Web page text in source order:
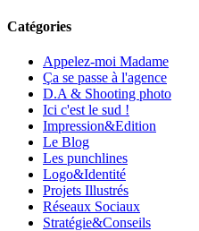
Catégories
Appelez-moi Madame
Ça se passe à l'agence
D.A & Shooting photo
Ici c'est le sud !
Impression&Edition
Le Blog
Les punchlines
Logo&Identité
Projets Illustrés
Réseaux Sociaux
Stratégie&Conseils